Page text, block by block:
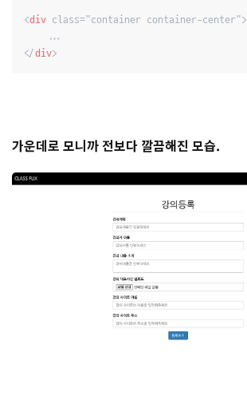
<div class="container container-center">
</div>
가운데로 모니까 전보다 깔끔해진 모습.